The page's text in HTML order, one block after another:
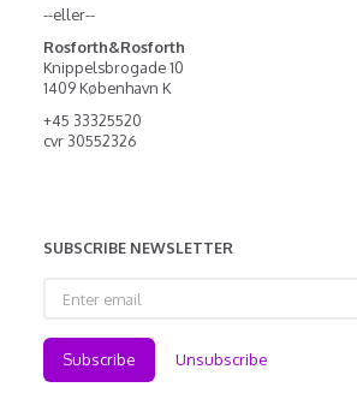
--eller--
Rosforth&Rosforth
Knippelsbrogade 10
1409 København K
+45 33325520
cvr 30552326
SUBSCRIBE NEWSLETTER
email
Subscribe Unsubscribe